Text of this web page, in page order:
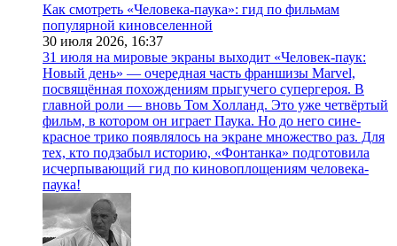
Как смотреть «Человека-паука»: гид по фильмам
популярной киновселенной
30 июля 2026, 16:37
31 июля на мировые экраны выходит «Человек-паук:
Новый день» — очередная часть франшизы Marvel,
посвящённая похождениям прыгучего супергероя. В
главной роли — вновь Том Холланд. Это уже четвёртый
фильм, в котором он играет Паука. Но до него сине-
красное трико появлялось на экране множество раз. Для
тех, кто подзабыл историю, «Фонтанка» подготовила
исчерпывающий гид по киновоплощениям человека-
паука!